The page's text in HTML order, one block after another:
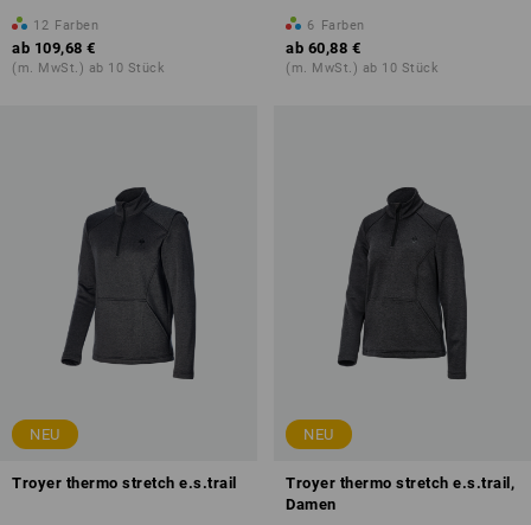
12 Farben
ab 109,68 €
(m. MwSt.) ab 10 Stück
6 Farben
ab 60,88 €
(m. MwSt.) ab 10 Stück
NEU
Troyer thermo stretch e.s.trail
NEU
Troyer thermo stretch e.s.trail,
Damen